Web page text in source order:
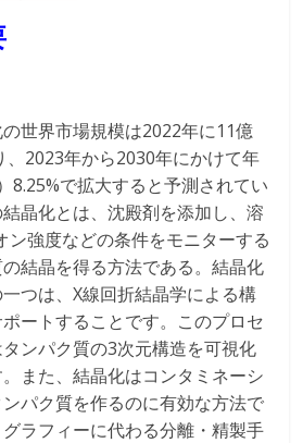
世界市場規模は2022年に11億
、2023年から2030年にかけて年
8.25%で拡大すると予測されてい
晶化とは、沈殿剤を添加し、溶
ン強度などの条件をモニターする
結晶を得る方法である。結晶化
つは、X線回折結晶学による構
ートすることです。このプロセ
ンパク質の3次元構造を可視化
また、結晶化はコンタミネーシ
パク質を作るのに有効な方法で
ラフィーに代わる分離・精製手